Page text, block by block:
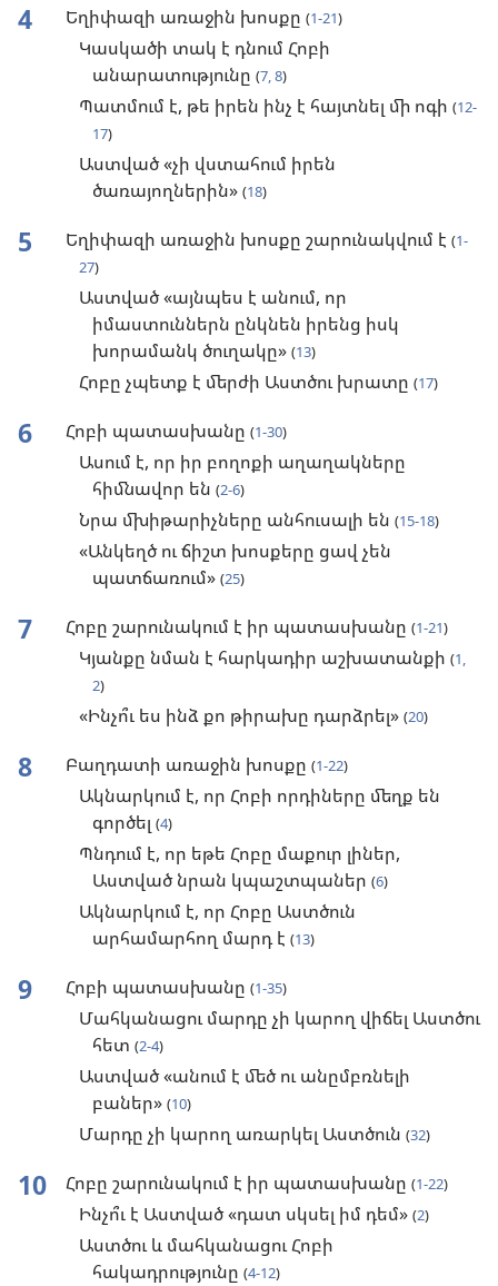
4 Եղիփազի առաջին խոսքը (1-21)
Կասկածի տակ է դնում Հոբի
անարատությունը (7, 8)
Պատմում է, թե իրեն ինչ է հայտնել մի ոգի (12-
17)
Աստված «չի վստահում իրեն
ծառայողներին» (18)
5 Եղիփազի առաջին խոսքը շարունակվում է (1-
27)
Աստված «այնպես է անում, որ
իմաստուններն ընկնեն իրենց իսկ
խորամանկ ծուղակը» (13)
Հոբը չպետք է մերժի Աստծու խրատը (17)
6 Հոբի պատասխանը (1-30)
Ասում է, որ իր բողոքի աղաղակները
հիմնավոր են (2-6)
Նրա մխիթարիչները անհուսալի են (15-18)
«Անկեղծ ու ճիշտ խոսքերը ցավ չեն
պատճառում» (25)
7 Հոբը շարունակում է իր պատասխանը (1-21)
Կյանքը նման է հարկադիր աշխատանքի (1,
2)
«Ինչո՞ւ ես ինձ քո թիրախը դարձրել» (20)
8 Բաղդատի առաջին խոսքը (1-22)
Ակնարկում է, որ Հոբի որդիները մեղք են
գործել (4)
Պնդում է, որ եթե Հոբը մաքուր լիներ,
Աստված նրան կպաշտպաներ (6)
Ակնարկում է, որ Հոբը Աստծուն
արհամարհող մարդ է (13)
9 Հոբի պատասխանը (1-35)
Մահկանացու մարդը չի կարող վիճել Աստծու
հետ (2-4)
Աստված «անում է մեծ ու անըմբռնելի
բաներ» (10)
Մարդը չի կարող առարկել Աստծուն (32)
10 Հոբը շարունակում է իր պատասխանը (1-22)
Ինչո՞ւ է Աստված «դատ սկսել իմ դեմ» (2)
Աստծու և մահկանացու Հոբի
հակադրությունը (4-12)